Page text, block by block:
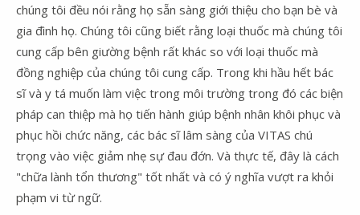
chúng tôi đều nói rằng họ sẵn sàng giới thiệu cho bạn bè và
gia đình họ. Chúng tôi cũng biết rằng loại thuốc mà chúng tôi
cung cấp bên giường bệnh rất khác so với loại thuốc mà
đồng nghiệp của chúng tôi cung cấp. Trong khi hầu hết bác
sĩ và y tá muốn làm việc trong môi trường trong đó các biện
pháp can thiệp mà họ tiến hành giúp bệnh nhân khôi phục và
phục hồi chức năng, các bác sĩ lâm sàng của VITAS chú
trọng vào việc giảm nhẹ sự đau đớn. Và thực tế, đây là cách
"chữa lành tổn thương" tốt nhất và có ý nghĩa vượt ra khỏi
phạm vi từ ngữ.